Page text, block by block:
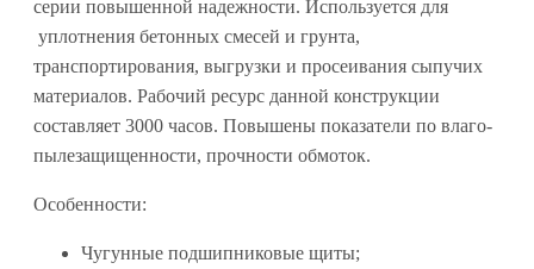
серии повышенной надежности. Используется для
уплотнения бетонных смесей и грунта,
транспортирования, выгрузки и просеивания сыпучих
материалов. Рабочий ресурс данной конструкции
составляет 3000 часов. Повышены показатели по влаго-
пылезащищенности, прочности обмоток.
Особенности:
Чугунные подшипниковые щиты;